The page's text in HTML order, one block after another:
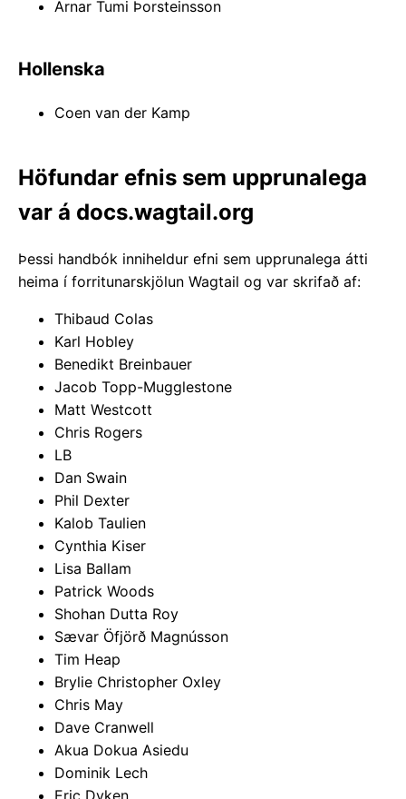
Arnar Tumi Þorsteinsson
Hollenska
Coen van der Kamp
Höfundar efnis sem upprunalega
var á docs.wagtail.org
Þessi handbók inniheldur efni sem upprunalega átti
heima í forritunarskjölun Wagtail og var skrifað af:
Thibaud Colas
Karl Hobley
Benedikt Breinbauer
Jacob Topp-Mugglestone
Matt Westcott
Chris Rogers
LB
Dan Swain
Phil Dexter
Kalob Taulien
Cynthia Kiser
Lisa Ballam
Patrick Woods
Shohan Dutta Roy
Sævar Öfjörð Magnússon
Tim Heap
Brylie Christopher Oxley
Chris May
Dave Cranwell
Akua Dokua Asiedu
Dominik Lech
Eric Dyken